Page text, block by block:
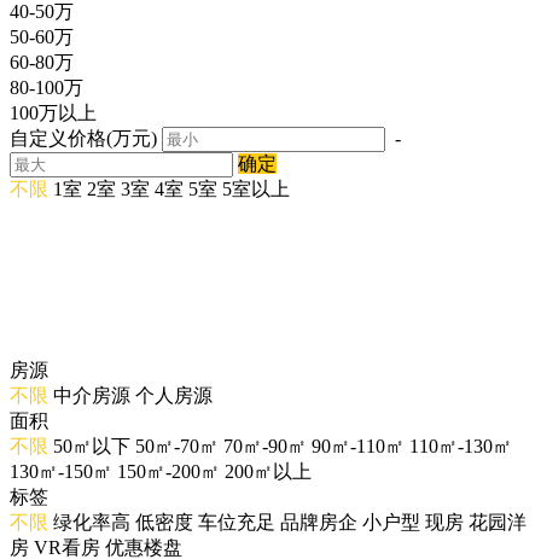
40-50万
50-60万
60-80万
80-100万
100万以上
自定义价格(万元)
-
确定
不限 1室 2室 3室 4室 5室 5室以上
房源
不限 中介房源 个人房源
面积
不限 50㎡以下 50㎡-70㎡ 70㎡-90㎡ 90㎡-110㎡ 110㎡-130㎡
130㎡-150㎡ 150㎡-200㎡ 200㎡以上
标签
不限 绿化率高 低密度 车位充足 品牌房企 小户型 现房 花园洋
房 VR看房 优惠楼盘